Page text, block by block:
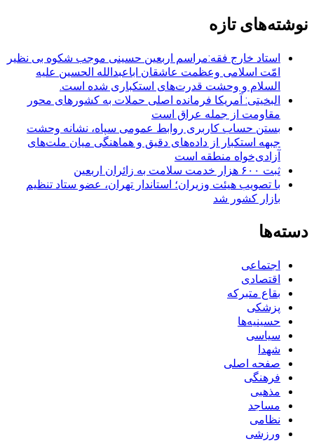
نوشته‌های تازه
استاد خارج فقه:مراسم اربعین حسینی موجب شکوه بی نظیر
امّت اسلامی وعظمت عاشقان اباعبدالله الحسین علیه
السلام و وحشت قدرت‌های استکباری شده است.
البخیتی: آمریکا فرمانده اصلی حملات به کشورهای محور
مقاومت از جمله عراق است
بستن حساب کاربری روابط عمومی سپاه، نشانه‌ وحشت
جبهه استکبار از داده‌های دقیق و هماهنگی میان ملت‌های
آزادی‌خواه منطقه است
ثبت ۶۰۰ هزار خدمت سلامت به زائران اربعین
با تصویب هیئت وزیران؛ استاندار تهران، عضو ستاد تنظیم
بازار کشور شد
دسته‌ها
اجتماعی
اقتصادی
بقاع متبرکه
پزشکی
حسینیه‌ها
سیاسی
شهدا
صفحه اصلی
فرهنگی
مذهبی
مساجد
نظامی
ورزشی